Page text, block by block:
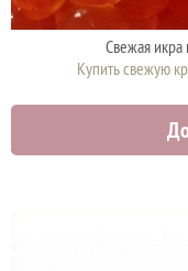
Свежая икра
Купить свежую